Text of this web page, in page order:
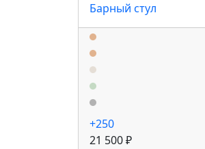
Барный стул
+250
21 500 ₽